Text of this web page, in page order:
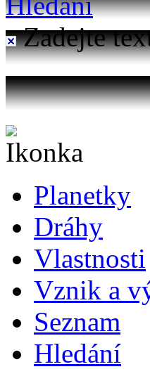
Zadejte
Planetky
Dráhy
Vlastnosti
Vznik a
Seznam
Hledání